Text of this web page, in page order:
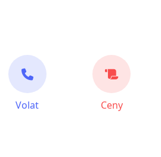
Volat Ceny